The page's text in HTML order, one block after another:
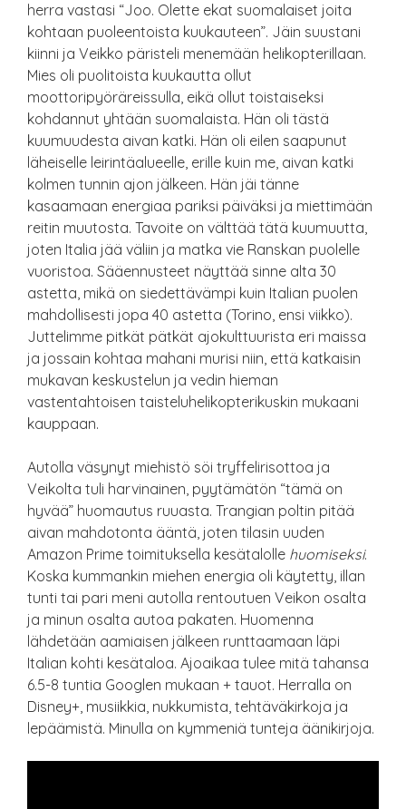
herra vastasi “Joo. Olette ekat suomalaiset joita
kohtaan puoleentoista kuukauteen”. Jäin suustani
kiinni ja Veikko päristeli menemään helikopterillaan.
Mies oli puolitoista kuukautta ollut
moottoripyöräreissulla, eikä ollut toistaiseksi
kohdannut yhtään suomalaista. Hän oli tästä
kuumuudesta aivan katki. Hän oli eilen saapunut
läheiselle leirintäalueelle, erille kuin me, aivan katki
kolmen tunnin ajon jälkeen. Hän jäi tänne
kasaamaan energiaa pariksi päiväksi ja miettimään
reitin muutosta. Tavoite on välttää tätä kuumuutta,
joten Italia jää väliin ja matka vie Ranskan puolelle
vuoristoa. Sääennusteet näyttää sinne alta 30
astetta, mikä on siedettävämpi kuin Italian puolen
mahdollisesti jopa 40 astetta (Torino, ensi viikko).
Juttelimme pitkät pätkät ajokulttuurista eri maissa
ja jossain kohtaa mahani murisi niin, että katkaisin
mukavan keskustelun ja vedin hieman
vastentahtoisen taisteluhelikopterikuskin mukaani
kauppaan.
Autolla väsynyt miehistö söi tryffelirisottoa ja
Veikolta tuli harvinainen, pyytämätön “tämä on
hyvää” huomautus ruuasta. Trangian poltin pitää
aivan mahdotonta ääntä, joten tilasin uuden
Amazon Prime toimituksella kesätalolle huomiseksi.
Koska kummankin miehen energia oli käytetty, illan
tunti tai pari meni autolla rentoutuen Veikon osalta
ja minun osalta autoa pakaten. Huomenna
lähdetään aamiaisen jälkeen runttaamaan läpi
Italian kohti kesätaloa. Ajoaikaa tulee mitä tahansa
6.5-8 tuntia Googlen mukaan + tauot. Herralla on
Disney+, musiikkia, nukkumista, tehtäväkirkoja ja
lepäämistä. Minulla on kymmeniä tunteja äänikirjoja.